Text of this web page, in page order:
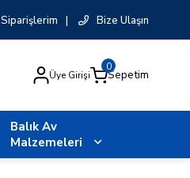
Siparişlerim | Bize Ulaşın
Üye Girişi Sepetim
0
Balık Av
Malzemeleri